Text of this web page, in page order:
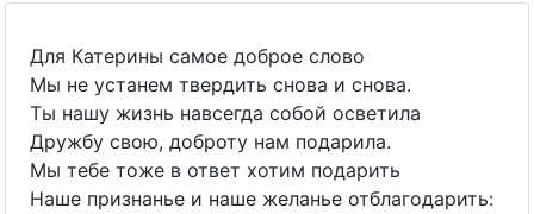
Для Катерины самое доброе слово
Мы не устанем твердить снова и снова.
Ты нашу жизнь навсегда собой осветила
Дружбу свою, доброту нам подарила.
Мы тебе тоже в ответ хотим подарить
Наше признанье и наше желанье отблагодарить: